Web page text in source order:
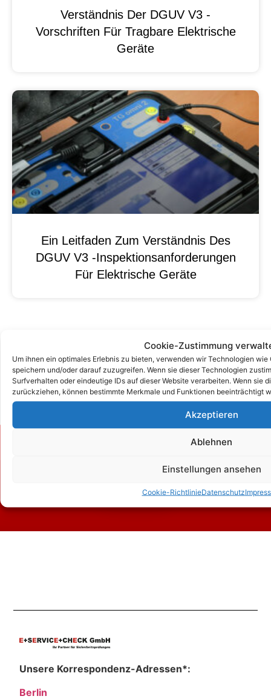
Cookie-Zustimmung
Um ihnen ein optimales Erlebnis zu bieten, verwenden wir Technologien
speichern und/oder darauf zuzugreifen. Wenn sie dieser Technologien
Surfverhalten oder eindeutige IDs auf dieser Website verarbeiten. Wenn sie
zurückziehen, können bestimmte Merkmale und Funktionen beeinträchtigt
Akzeptieren
Ablehnen
Einstellungen ansehen
Cookie-RichtlinieDatenschutz
Verständnis Der DGUV V3 -
Vorschriften Für Tragbare Elektrische
Geräte
Ein Leitfaden Zum Verständnis Des
DGUV V3 -Inspektionsanforderungen
Für Elektrische Geräte
Zum Kontaktformular
Kontakt
Unsere Korrespondenz-Adressen*:
Berlin